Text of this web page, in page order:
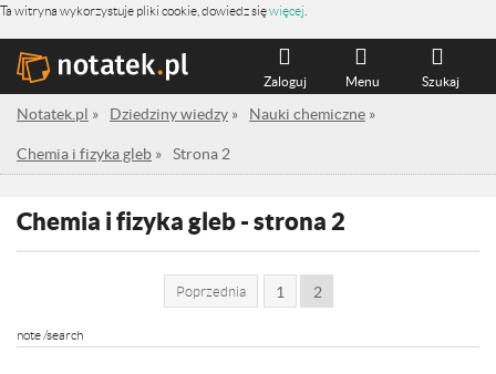
Ta witryna wykorzystuje pliki cookie, dowiedz sięwięcej
Szukaj
Menu
Zaloguj
Notatek.pl » Dziedziny wiedzy » Nauki chemiczne »
Chemia i fizyka gleb » Strona 2
Chemia i fizyka gleb - strona 2
Poprzednia 1 2
note /search